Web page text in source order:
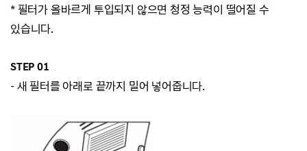
* 필터가 올바르게 투입되지 않으면 청정 능력이 떨어질 수
있습니다.
STEP 01
- 새 필터를 아래로 끝까지 밀어 넣어줍니다.